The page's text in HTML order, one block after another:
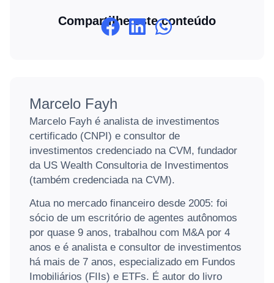
Compartilhe este conteúdo
Marcelo Fayh
Marcelo Fayh é analista de investimentos
certificado (CNPI) e consultor de
investimentos credenciado na CVM, fundador
da US Wealth Consultoria de Investimentos
(também credenciada na CVM).
Atua no mercado financeiro desde 2005: foi
sócio de um escritório de agentes autônomos
por quase 9 anos, trabalhou com M&A por 4
anos e é analista e consultor de investimentos
há mais de 7 anos, especializado em Fundos
Imobiliários (FIIs) e ETFs. É autor do livro